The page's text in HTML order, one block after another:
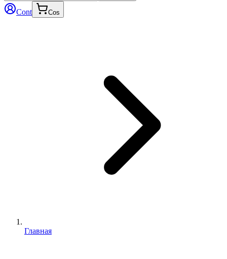
Cont Cos
Главная